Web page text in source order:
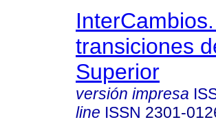
transiciones
Superior
versión impresa
line ISSN 2301-